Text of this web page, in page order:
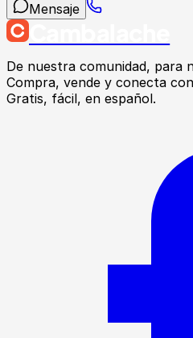
Mensaje
De nuestra comunidad, para
Compra, vende y conecta
Gratis, fácil, en español.